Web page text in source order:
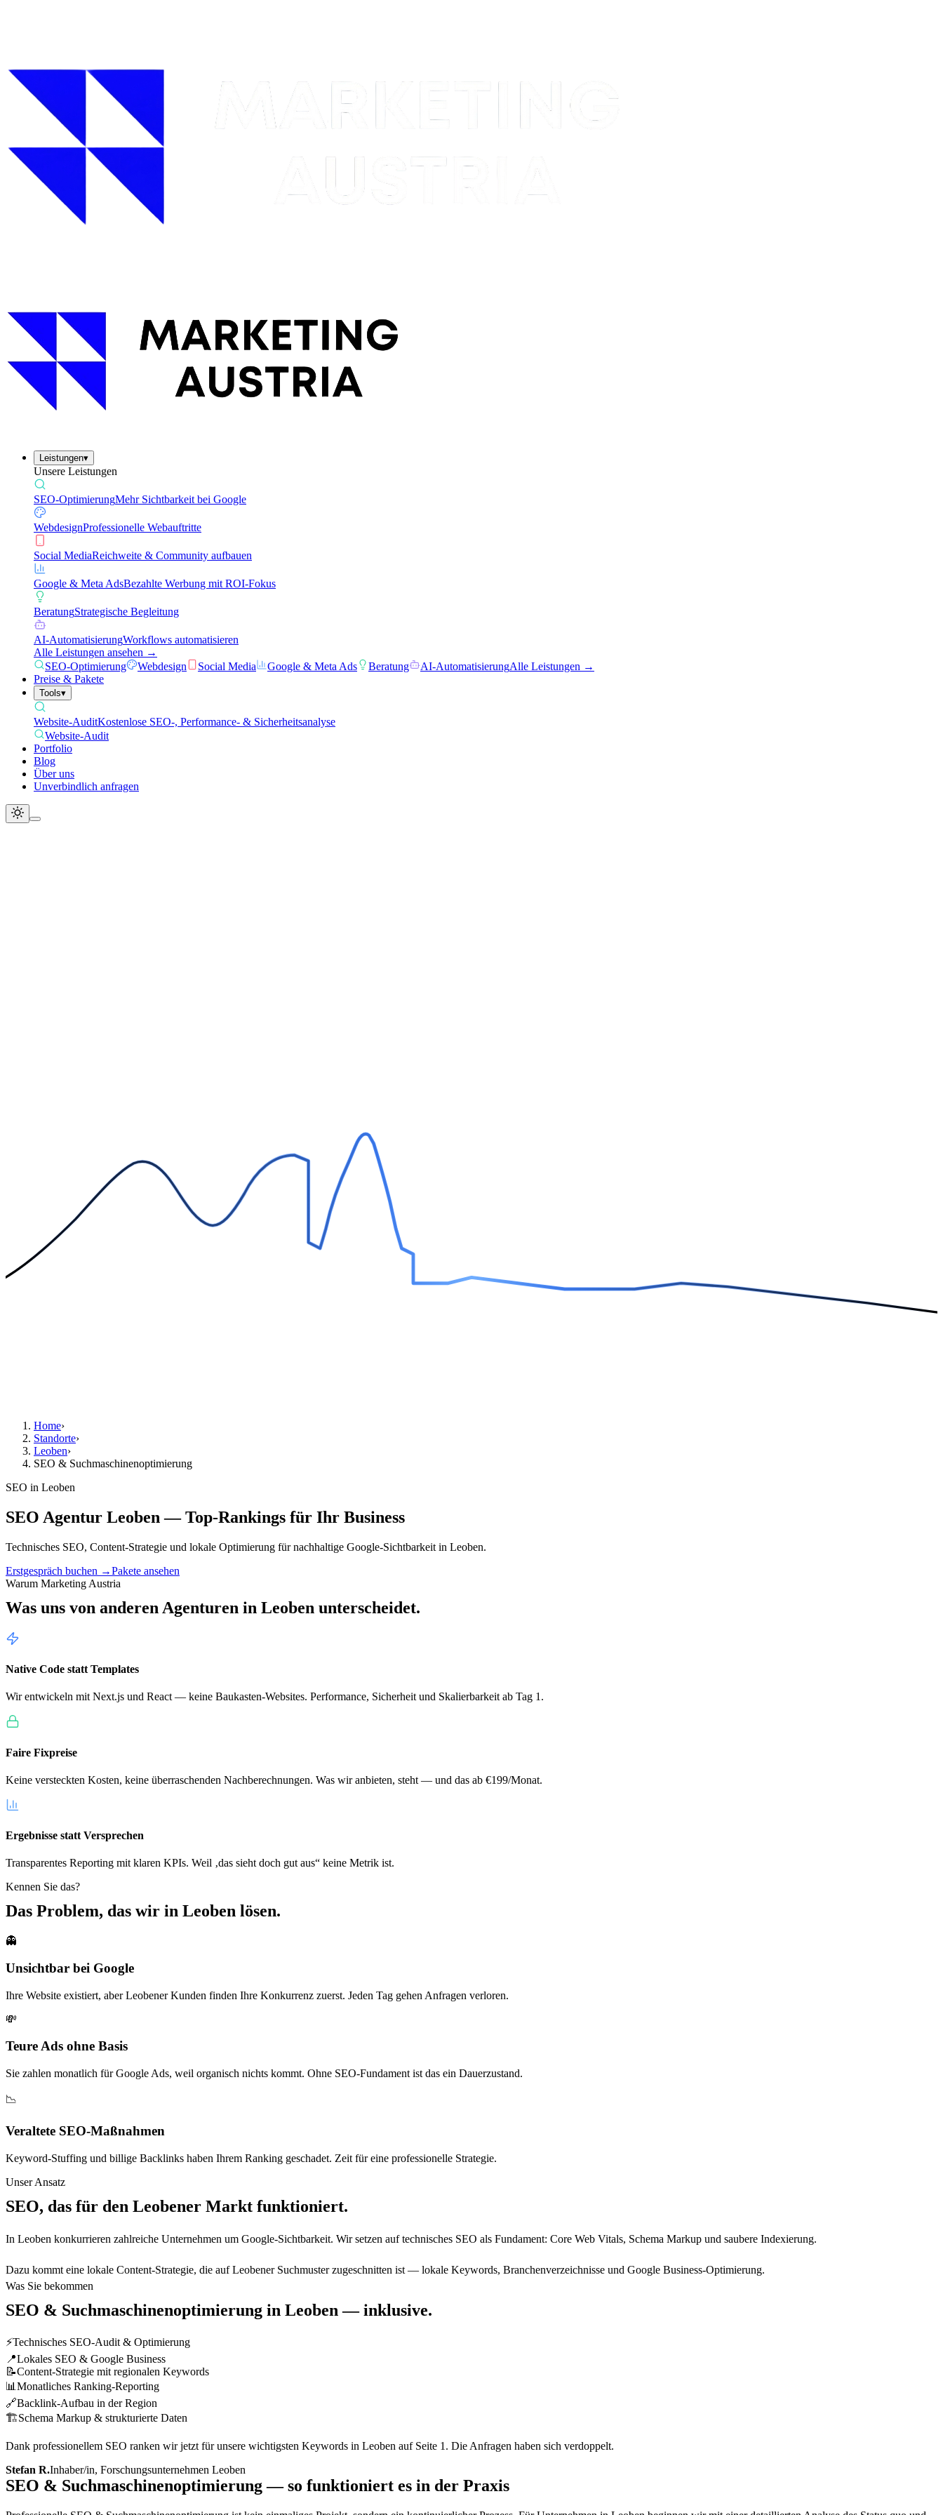
Leistungen▾
Unsere Leistungen
SEO-OptimierungMehr Sichtbarkeit bei Google
WebdesignProfessionelle Webauftritte
Social MediaReichweite & Community aufbauen
Google & Meta AdsBezahlte Werbung mit ROI-Fokus
BeratungStrategische Begleitung
AI-AutomatisierungWorkflows automatisieren
Alle Leistungen ansehen →
SEO-Optimierung
Webdesign Social Media Google & Meta Ads Beratung AI-AutomatisierungAlle Leistungen →
Preise & Pakete
Tools▾
Website-AuditKostenlose SEO-, Performance- & Sicherheitsanalyse
Website-Audit
Portfolio
Blog
Über uns
Unverbindlich anfragen
Home›
Standorte›
Leoben›
SEO & Suchmaschinenoptimierung
SEO in Leoben
SEO Agentur Leoben — Top-Rankings für Ihr Business
Technisches SEO, Content-Strategie und lokale Optimierung für nachhaltige Google-Sichtbarkeit in Leoben.
Erstgespräch buchen →Pakete ansehen
Warum Marketing Austria
Was uns von anderen Agenturen in Leoben unterscheidet.
Native Code statt Templates
Wir entwickeln mit Next.js und React — keine Baukasten-Websites. Performance, Sicherheit und Skalierbarkeit ab Tag 1.
Faire Fixpreise
Keine versteckten Kosten, keine überraschenden Nachberechnungen. Was wir anbieten, steht — und das ab €199/Monat.
Ergebnisse statt Versprechen
Transparentes Reporting mit klaren KPIs. Weil ‚das sieht doch gut aus“ keine Metrik ist.
Kennen Sie das?
Das Problem, das wir in Leoben lösen.
👻
Unsichtbar bei Google
Ihre Website existiert, aber Leobener Kunden finden Ihre Konkurrenz zuerst. Jeden Tag gehen Anfragen verloren.
💸
Teure Ads ohne Basis
Sie zahlen monatlich für Google Ads, weil organisch nichts kommt. Ohne SEO-Fundament ist das ein Dauerzustand.
📉
Veraltete SEO-Maßnahmen
Keyword-Stuffing und billige Backlinks haben Ihrem Ranking geschadet. Zeit für eine professionelle Strategie.
Unser Ansatz
SEO, das für den Leobener Markt funktioniert.
In Leoben konkurrieren zahlreiche Unternehmen um Google-Sichtbarkeit. Wir setzen auf technisches SEO als Fundament: Core Web Vitals, Schema Markup und saubere Indexierung.
Dazu kommt eine lokale Content-Strategie, die auf Leobener Suchmuster zugeschnitten ist — lokale Keywords, Branchenverzeichnisse und Google Business-Optimierung.
Was Sie bekommen
SEO & Suchmaschinenoptimierung in Leoben— inklusive.
⚡Technisches SEO-Audit & Optimierung
📍Lokales SEO & Google Business
📝Content-Strategie mit regionalen Keywords
📊 Monatliches Ranking-Reporting
🔗Backlink-Aufbau in der Region
🏗️Schema Markup & strukturierte Daten
Dank professionellem SEO ranken wir jetzt für unsere wichtigsten Keywords in Leoben auf Seite 1. Die Anfragen haben sich verdoppelt.
Stefan R.Inhaber/in, Forschungsunternehmen Leoben
SEO & Suchmaschinenoptimierung — so funktioniert es in der Praxis